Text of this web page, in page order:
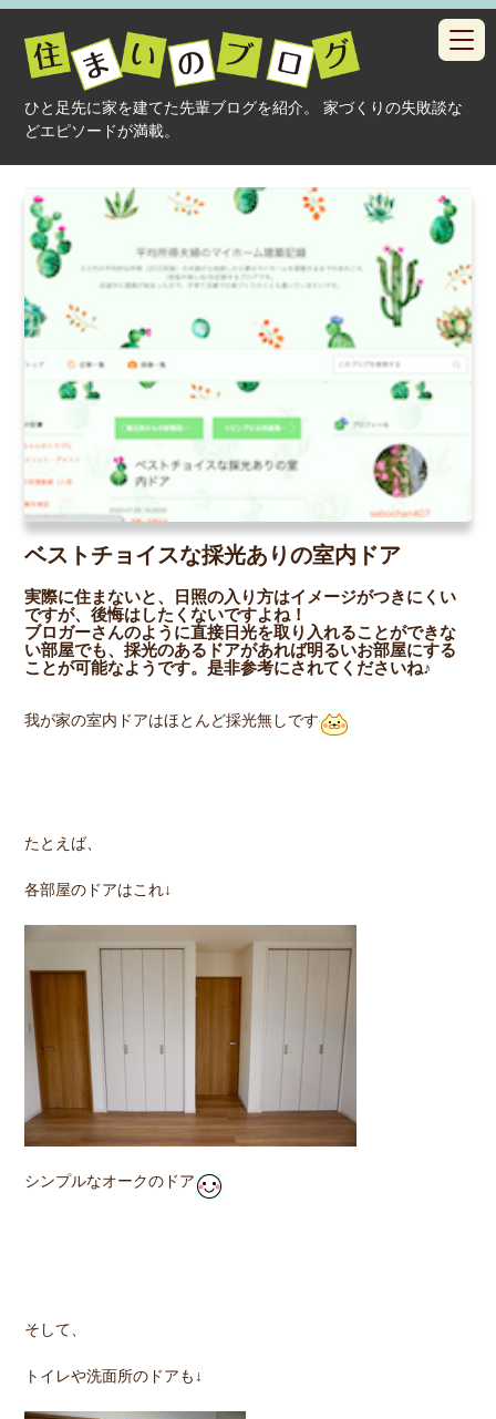
ひと足先に家を建てた先輩ブログを紹介。 家づくりの失敗談な
どエピソードが満載。
ベストチョイスな採光ありの室内ドア
実際に住まないと、日照の入り方はイメージがつきにくい
ですが、後悔はしたくないですよね！
ブロガーさんのように直接日光を取り入れることができな
い部屋でも、採光のあるドアがあれば明るいお部屋にする
ことが可能なようです。是非参考にされてくださいね♪
我が家の室内ドアはほとんど採光無しです
たとえば、
各部屋のドアはこれ↓
シンプルなオークのドア
そして、
トイレや洗面所のドアも↓